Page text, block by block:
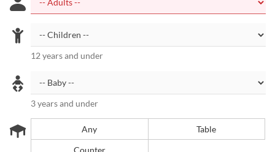
12 years and under
3 years and under
Any
Table
Counter